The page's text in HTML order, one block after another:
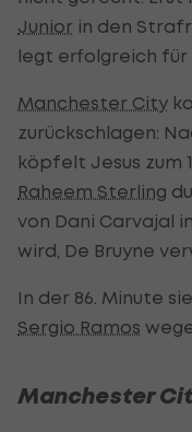
Junior in den
legt erfolgreich für
Manchester City
zurückschlagen:
köpfelt Jesus zum
Raheem Sterling
von Dani Carvajal
wird, De Bruyne
In der 86. Minute
Sergio Ramos
Manchester